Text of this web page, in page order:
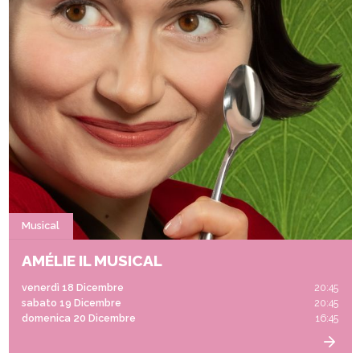
Musical
AMÉLIE IL MUSICAL
venerdì 18 Dicembre
20:45
sabato 19 Dicembre
20:45
domenica 20 Dicembre
16:45